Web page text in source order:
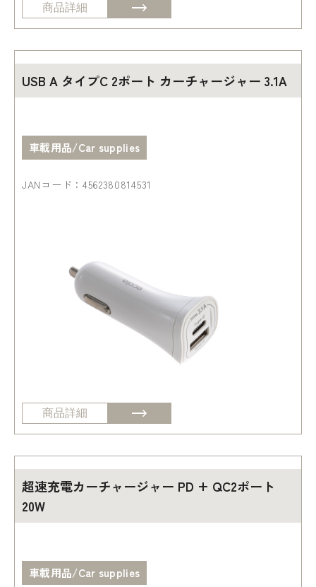
商品詳細
USB A タイプC 2ポート カーチャージャー 3.1A
車載用品/Car supplies
JANコード：4562380814531
商品詳細
超速充電カーチャージャー PD + QC2ポート
20W
車載用品/Car supplies